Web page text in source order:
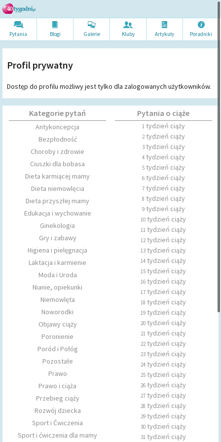
Pytania Blogi Galerie Kluby Artykuły Poradniki
Profil prywatny
Dostęp do profilu możliwy jest tylko dla zalogowanych użytkowników.
Kategorie pytań
Antykoncepcja
Bezpłodność
Choroby i zdrowie
Ciuszki dla bobasa
Dieta karmiącej mamy
Dieta niemowlęcia
Dieta przyszłej mamy
Edukacja i wychowanie
Ginekologia
Gry i zabawy
Higiena i pielęgnacja
Laktacja i karmienie
Moda i Uroda
Nianie, opiekunki
Niemowlęta
Noworodki
Objawy ciąży
Poronienie
Poród i Połóg
Pozostałe
Prawo
Prawo i ciąża
Przebieg ciąży
Rozwój dziecka
Sport i Ćwiczenia
Sport i ćwiczenia dla mamy
Pytania o ciąże
1tydzień ciąży
2tydzień ciąży
3tydzień ciąży
4tydzień ciąży
5tydzień ciąży
6tydzień ciąży
7tydzień ciąży
8 tydzień ciąży
9tydzień ciąży
10 tydzień ciąży
11 tydzień ciąży
12tydzień ciąży
13 tydzień ciąży
14 tydzień ciąży
15 tydzień ciąży
16 tydzień ciąży
17 tydzień ciąży
18 tydzień ciąży
19 tydzień ciąży
20 tydzień ciąży
21 tydzień ciąży
22tydzień ciąży
23 tydzień ciąży
24 tydzień ciąży
25 tydzień ciąży
26 tydzień ciąży
27 tydzień ciąży
28 tydzień ciąży
29 tydzień ciąży
30 tydzień ciąży
31 tydzień ciąży